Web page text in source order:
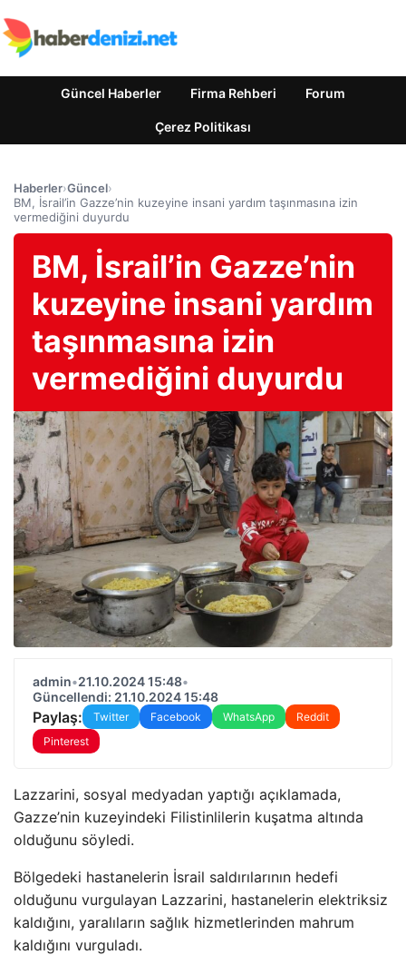
Güncel Haberler Firma Rehberi Forum
Çerez Politikası
Haberler›Güncel›
BM, İsrail’in Gazze’nin kuzeyine insani yardım taşınmasına izin
vermediğini duyurdu
BM, İsrail’in Gazze’nin
kuzeyine insani yardım
taşınmasına izin
vermediğini duyurdu
admin•21.10.2024 15:48•
Güncellendi: 21.10.2024 15:48
Paylaş: Twitter Facebook WhatsApp
Reddit
Pinterest
Lazzarini, sosyal medyadan yaptığı açıklamada,
Gazze’nin kuzeyindeki Filistinlilerin kuşatma altında
olduğunu söyledi.
Bölgedeki hastanelerin İsrail saldırılarının hedefi
olduğunu vurgulayan Lazzarini, hastanelerin elektriksiz
kaldığını, yaralıların sağlık hizmetlerinden mahrum
kaldığını vurguladı.